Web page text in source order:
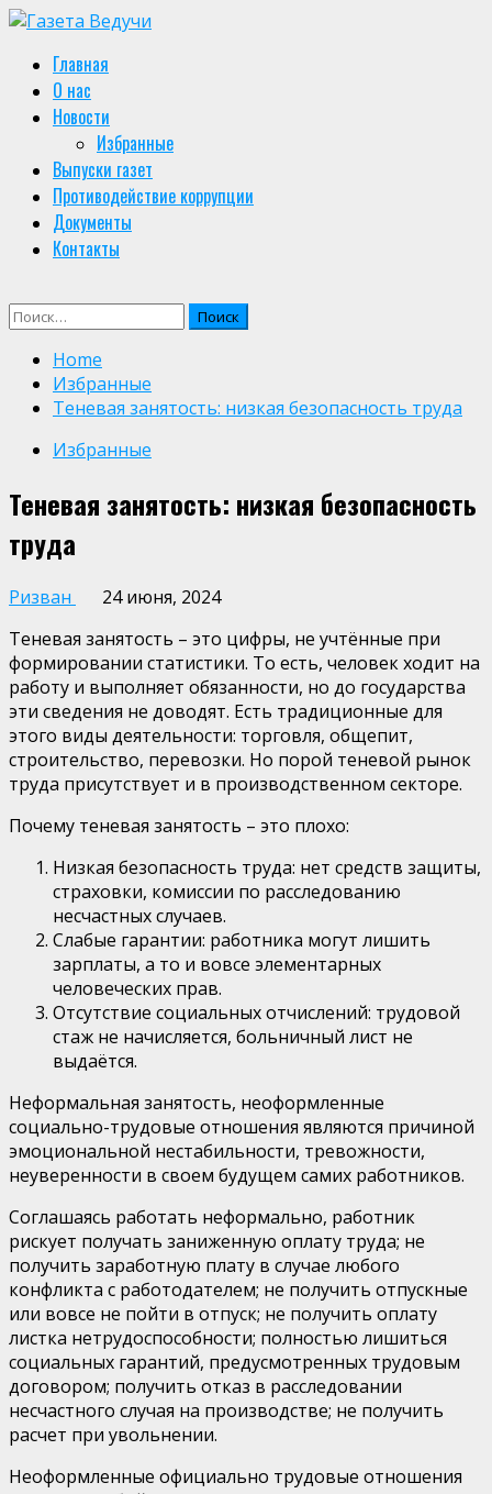
Skip
content
Primary
Menu
Главная
О нас
Новости
Избранные
Выпуски газет
Противодействие коррупции
Документы
Контакты
Найти:
Home
Избранные
Теневая занятость: низкая безопасность труда
Избранные
Теневая занятость: низкая безопасность
труда
Ризван
24 июня, 2024
Теневая занятость – это цифры, не учтённые при
формировании статистики. То есть, человек ходит на
работу и выполняет обязанности, но до государства
эти сведения не доводят. Есть традиционные для
этого виды деятельности: торговля, общепит,
строительство, перевозки. Но порой теневой рынок
труда присутствует и в производственном секторе.
Почему теневая занятость – это плохо:
Низкая безопасность труда: нет средств защиты,
страховки, комиссии по расследованию
несчастных случаев.
Слабые гарантии: работника могут лишить
зарплаты, а то и вовсе элементарных
человеческих прав.
Отсутствие социальных отчислений: трудовой
стаж не начисляется, больничный лист не
выдаётся.
Неформальная занятость, неоформленные
социально-трудовые отношения являются причиной
эмоциональной нестабильности, тревожности,
неуверенности в своем будущем самих работников.
Соглашаясь работать неформально, работник
рискует получать заниженную оплату труда; не
получить заработную плату в случае любого
конфликта с работодателем; не получить отпускные
или вовсе не пойти в отпуск; не получить оплату
листка нетрудоспособности; полностью лишиться
социальных гарантий, предусмотренных трудовым
договором; получить отказ в расследовании
несчастного случая на производстве; не получить
расчет при увольнении.
Неоформленные официально трудовые отношения